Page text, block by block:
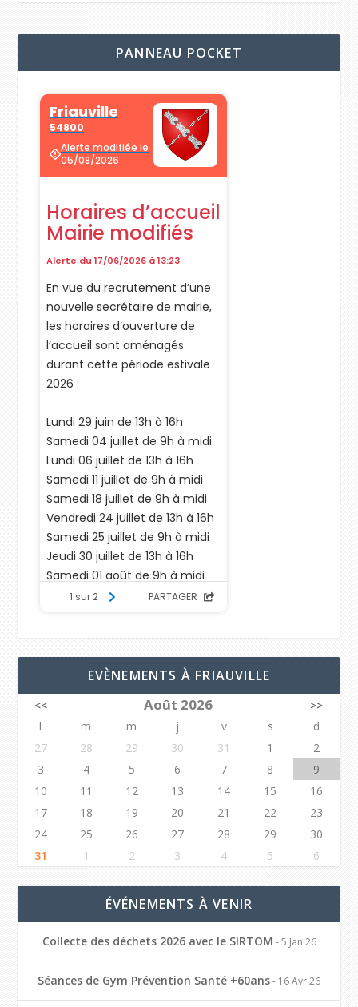
PANNEAU POCKET
EVÈNEMENTS À FRIAUVILLE
<< Août 2026
>>
l
m m j v s
d
27
28 29 30 31 1
2
3
4 5 6 7 8
9
10
11 12 13 14 15
16
17
18 19 20 21 22
23
24
25 26 27 28 29
30
31
1 2 3 4 5 6
ÉVÉNEMENTS À VENIR
Collecte des déchets 2026 avec le SIRTOM - 5 Jan 26
Séances de Gym Prévention Santé +60ans- 16 Avr 26